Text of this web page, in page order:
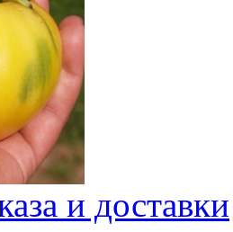
и доставки